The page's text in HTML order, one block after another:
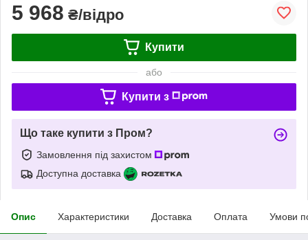
5 968 ₴/відро
Купити
або
Купити з
Що таке купити з Пром?
Замовлення під захистом
Доступна доставка
Опис Характеристики Доставка Оплата Умови